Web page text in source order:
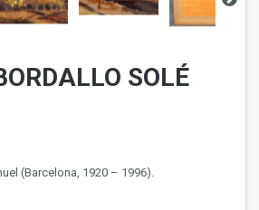
SOLÉ
(Barcelona, 1920 – 1996).